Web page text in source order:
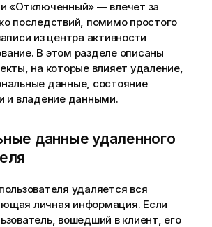
«Отключенный» ― влечет за
последствий, помимо простого
из центра активности
. В этом разделе описаны
на которые влияет удаление,
данные, состояние
и владение данными.
данные удаленного
удаляется вся
личная информация. Если
вошедший в клиент, его